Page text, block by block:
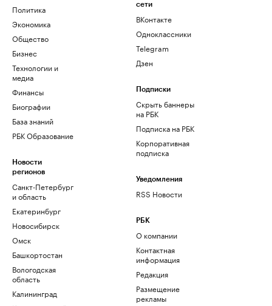
Политика
Экономика
Общество
Бизнес
Технологии и
медиа
Финансы
Биографии
База знаний
РБК Образование
Новости
регионов
Санкт-Петербург
и область
Екатеринбург
Новосибирск
Омск
Башкортостан
Вологодская
область
Калининград
сети
ВКонтакте
Одноклассники
Telegram
Дзен
Подписки
Скрыть баннеры
на РБК
Подписка на РБК
Корпоративная
подписка
Уведомления
RSS Новости
РБК
О компании
Контактная
информация
Редакция
Размещение
рекламы